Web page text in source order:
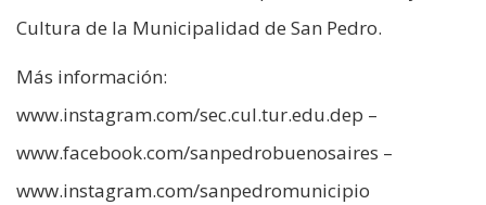
Cultura de la Municipalidad de San Pedro.
Más información:
www.instagram.com/sec.cul.tur.edu.dep –
www.facebook.com/sanpedrobuenosaires –
www.instagram.com/sanpedromunicipio